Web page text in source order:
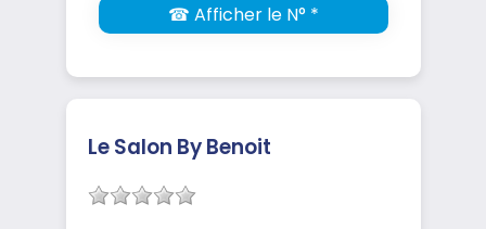
☎ Afficher le N° *
Le Salon By Benoit